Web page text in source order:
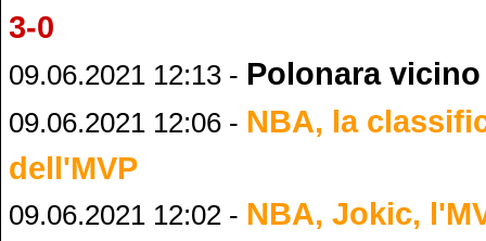
3-0
09.06.2021 12:13 - Polonara
09.06.2021 12:06 - NBA, la
dell'MVP
09.06.2021 12:02 - NBA, Jokic,